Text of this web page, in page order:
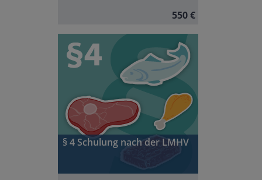
550 €
§ 4 Schulung nach der LMHV